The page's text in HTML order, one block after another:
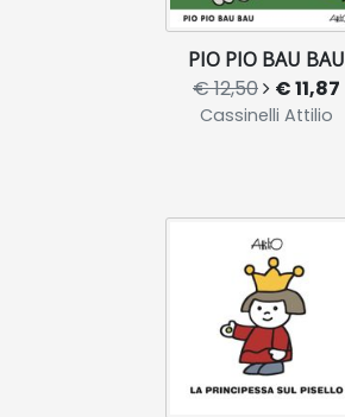
PIO PIO BAU BAU
€ 12,50 € 11,87
Cassinelli Attilio